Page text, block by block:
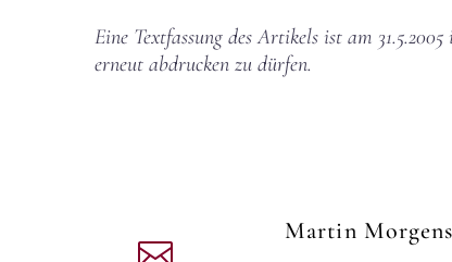
Eine Textfassung des Artikels ist am
erneut abdrucken zu dürfen.
Martin